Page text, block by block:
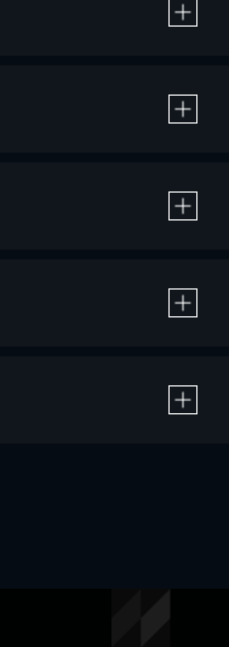
よる作品の購入 / レンタルです。
は、20％のポイント還元です。